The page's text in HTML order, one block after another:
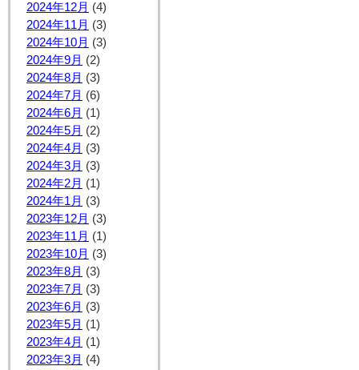
2024年12月 (4)
2024年11月 (3)
2024年10月 (3)
2024年9月 (2)
2024年8月 (3)
2024年7月 (6)
2024年6月 (1)
2024年5月 (2)
2024年4月 (3)
2024年3月 (3)
2024年2月 (1)
2024年1月 (3)
2023年12月 (3)
2023年11月 (1)
2023年10月 (3)
2023年8月 (3)
2023年7月 (3)
2023年6月 (3)
2023年5月 (1)
2023年4月 (1)
2023年3月 (4)